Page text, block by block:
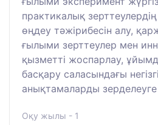
практикалық
өңдеу тәжірибесін алу,
ғылыми зерттеулер мен
қызметті жоспарлау,
басқару саласындағы
анықтамаларды зерделеуге
Оқу жылы - 1